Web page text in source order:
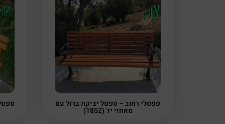
ספסלי רחוב – ספסל יציקת ברזל עם
מאחזי יד (1852)